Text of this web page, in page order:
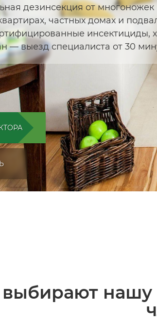
дезинсекция от многоножек
частных домах и
инсектициды,
— выезд специалиста от 30
нашу